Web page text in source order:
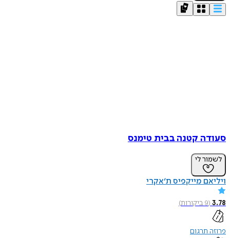
סעודה קטנה בבית טימנס
לשמור לי
ויליאם מייקפיס ת׳אקרי
3.78
(
9ביקורות)
פרוזה תרגום